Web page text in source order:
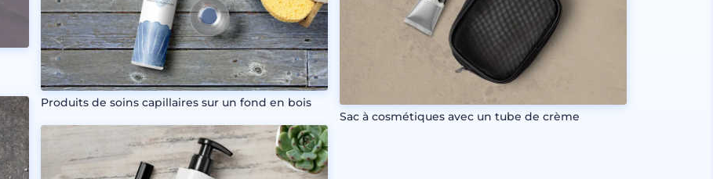
Produits de soins capillaires sur un fond en bois
Sac à cosmétiques avec un tube de crème